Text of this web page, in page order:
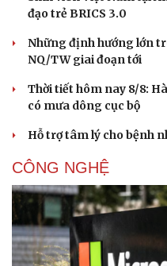
đạo trẻ BRICS 3.0
Những định hướng lớn
NQ/TW giai đoạn tới
Thời tiết hôm nay 8/8:
có mưa dông cục bộ
Hỗ trợ tâm lý cho bệnh
CÔNG NGHỆ